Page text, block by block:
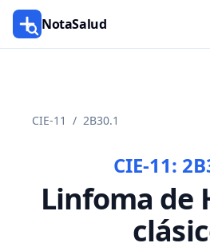
NotaSalud
CIE-11 / 2B30.1
CIE-11:
Linfoma de